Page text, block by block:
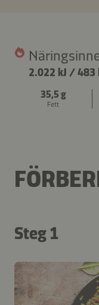
2.022 kJ /483
35,5 g
Fett
Steg 1